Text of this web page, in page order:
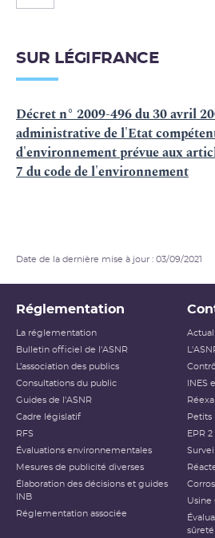
SUR LÉGIFRANCE
Décret n° 2009-496 du 30 avril
administrative de l'Etat
d'environnement prévue aux
7 du code de l'environnement
Date de la dernière mise à jour : 03/09/2021
Réglementation
La réglementation
Bulletin officiel de l'ASNR
L’association des publics
Consultations du public
Guides de l'ASNR
Cadre législatif
RFS
Évaluations environnementales
Mesures de publicité diverses
Élaboration des décisions et guides
INB
Réglementation associée
INES
Petits
EPR 2
Usine
sûreté